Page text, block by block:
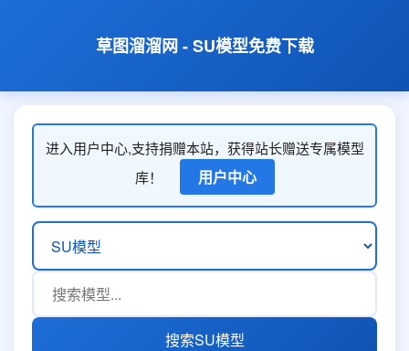
草图溜溜网 - SU模型免费下载
进入用户中心,支持捐赠本站，获得站长赠送专属模型
库！
用户中心
搜索SU模型